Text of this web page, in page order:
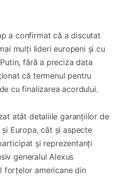
a confirmat că a discutat
mulți lideri europeni și cu
fără a preciza data
că termenul pentru
cu finalizarea acordului.
atât detaliile garanțiilor de
Europa, cât și aspecte
și reprezentanți
generalul Alexus
forțelor americane din